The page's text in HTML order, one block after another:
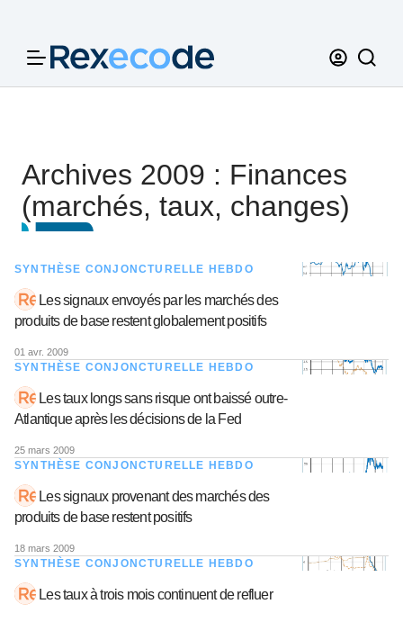
Archives 2009 : Finances
(marchés, taux, changes)
SYNTHÈSE CONJONCTURELLE HEBDO
Les signaux envoyés par les marchés des
produits de base restent globalement positifs
01 avr. 2009
SYNTHÈSE CONJONCTURELLE HEBDO
Les taux longs sans risque ont baissé outre-
Atlantique après les décisions de la Fed
25 mars 2009
SYNTHÈSE CONJONCTURELLE HEBDO
Les signaux provenant des marchés des
produits de base restent positifs
18 mars 2009
SYNTHÈSE CONJONCTURELLE HEBDO
Les taux à trois mois continuent de refluer